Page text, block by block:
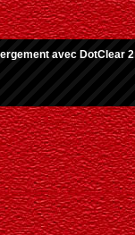
avec DotClear 2